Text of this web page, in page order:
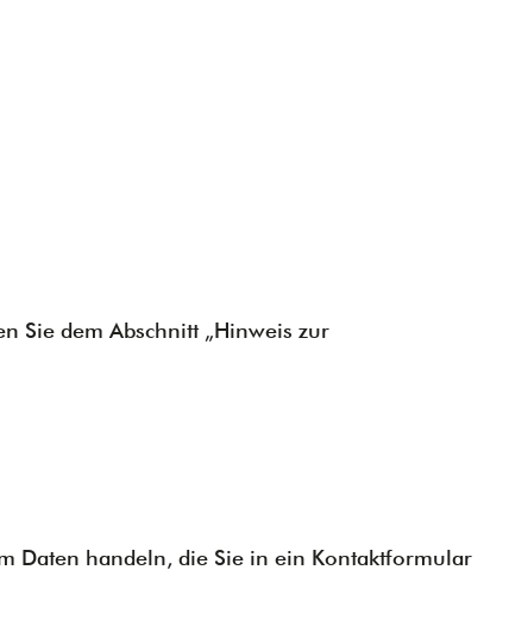
Sie dem Abschnitt „Hinweis zur
Daten handeln, die Sie in ein Kontaktformular